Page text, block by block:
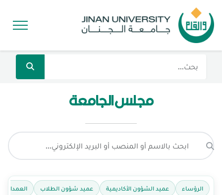
مجلس الجامعة
الرؤساء عميد الشؤون الأكاديمية عميد شؤون الطلاب العمداء